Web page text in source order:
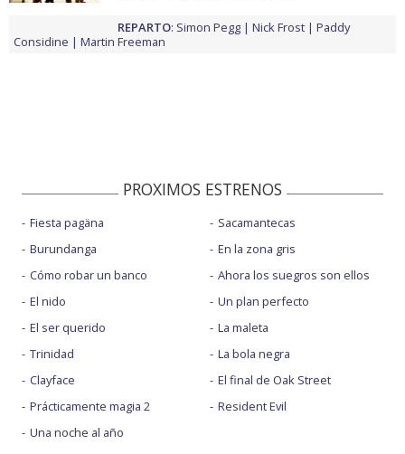
REPARTO: Simon Pegg Nick Frost
Paddy
Considine
Martin Freeman
PROXIMOS ESTRENOS
Fiesta pagäna
Burundanga
Cómo robar un banco
El nido
El ser querido
Trinidad
Clayface
Prácticamente magia 2
Una noche al año
Sacamantecas
En la zona gris
Ahora los suegros son ellos
Un plan perfecto
La maleta
La bola negra
El final de Oak Street
Resident Evil